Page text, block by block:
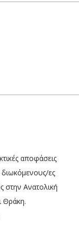
αποφάσεις
ες
στην Ανατολική
Θράκη.